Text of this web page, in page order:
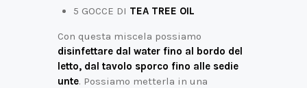
5 GOCCE DI TEA TREE OIL
Con questa miscela possiamo
disinfettare dal water fino al bordo del
letto, dal tavolo sporco fino alle sedie
unte. Possiamo metterla in una